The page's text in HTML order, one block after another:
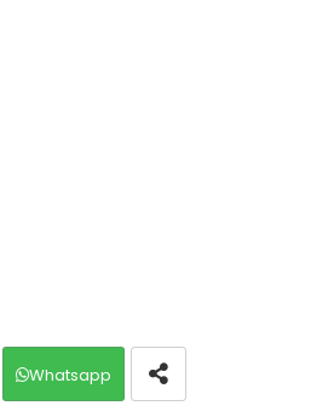
Whatsapp